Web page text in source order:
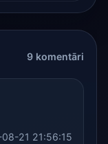
9 komentāri
21 21:56:15